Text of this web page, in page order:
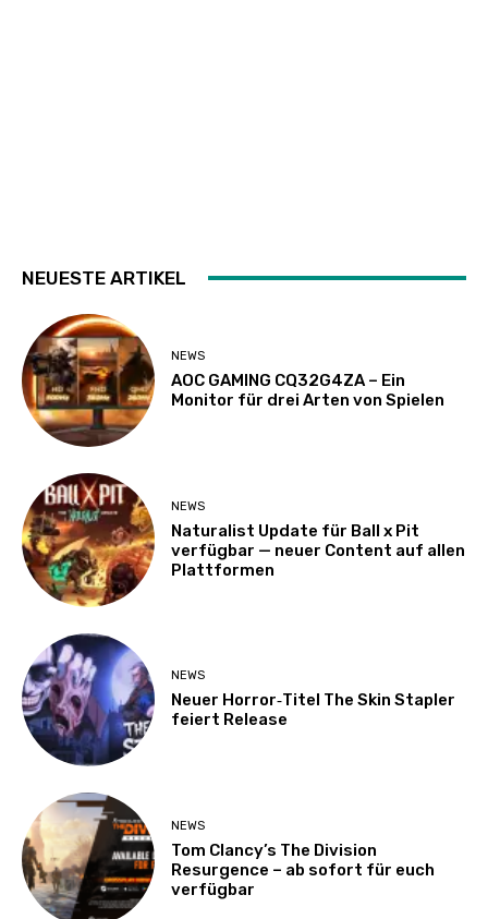
NEUESTE ARTIKEL
NEWS
AOC GAMING CQ32G4ZA – Ein
Monitor für drei Arten von Spielen
NEWS
Naturalist Update für Ball x Pit
verfügbar — neuer Content auf allen
Plattformen
NEWS
Neuer Horror‑Titel The Skin Stapler
feiert Release
NEWS
Tom Clancy’s The Division
Resurgence – ab sofort für euch
verfügbar